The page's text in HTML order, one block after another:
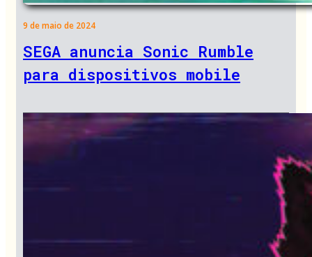
9 de maio de 2024
SEGA anuncia Sonic Rumble
para dispositivos mobile